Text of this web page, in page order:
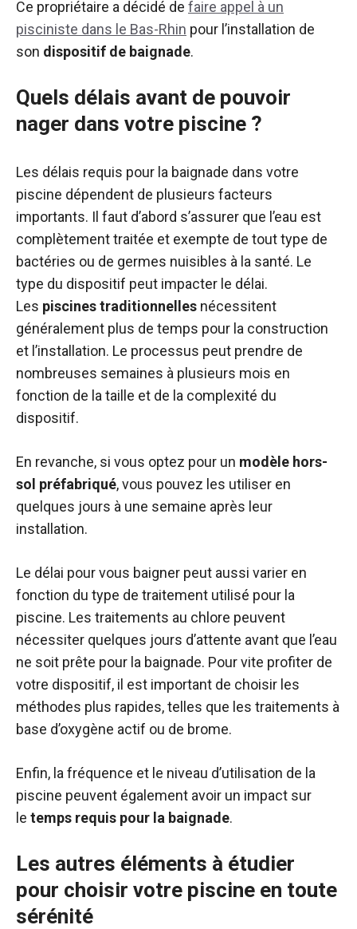
Ce propriétaire a décidé de faire appel à un
pisciniste dans le Bas-Rhin pour l’installation de
son dispositif de baignade.
Quels délais avant de pouvoir
nager dans votre piscine ?
Les délais requis pour la baignade dans votre
piscine dépendent de plusieurs facteurs
importants. Il faut d’abord s’assurer que l’eau est
complètement traitée et exempte de tout type de
bactéries ou de germes nuisibles à la santé. Le
type du dispositif peut impacter le délai.
Les piscines traditionnelles nécessitent
généralement plus de temps pour la construction
et l’installation. Le processus peut prendre de
nombreuses semaines à plusieurs mois en
fonction de la taille et de la complexité du
dispositif.
En revanche, si vous optez pour un modèle hors-
sol préfabriqué, vous pouvez les utiliser en
quelques jours à une semaine après leur
installation.
Le délai pour vous baigner peut aussi varier en
fonction du type de traitement utilisé pour la
piscine. Les traitements au chlore peuvent
nécessiter quelques jours d’attente avant que l’eau
ne soit prête pour la baignade. Pour vite profiter de
votre dispositif, il est important de choisir les
méthodes plus rapides, telles que les traitements à
base d’oxygène actif ou de brome.
Enfin, la fréquence et le niveau d’utilisation de la
piscine peuvent également avoir un impact sur
le temps requis pour la baignade.
Les autres éléments à étudier
pour choisir votre piscine en toute
sérénité